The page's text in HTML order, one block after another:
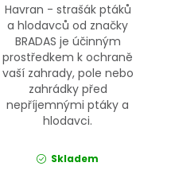
Havran - strašák ptáků
a hlodavců od značky
BRADAS je účinným
prostředkem k ochraně
vaší zahrady, pole nebo
zahrádky před
nepříjemnými ptáky a
hlodavci.
Skladem